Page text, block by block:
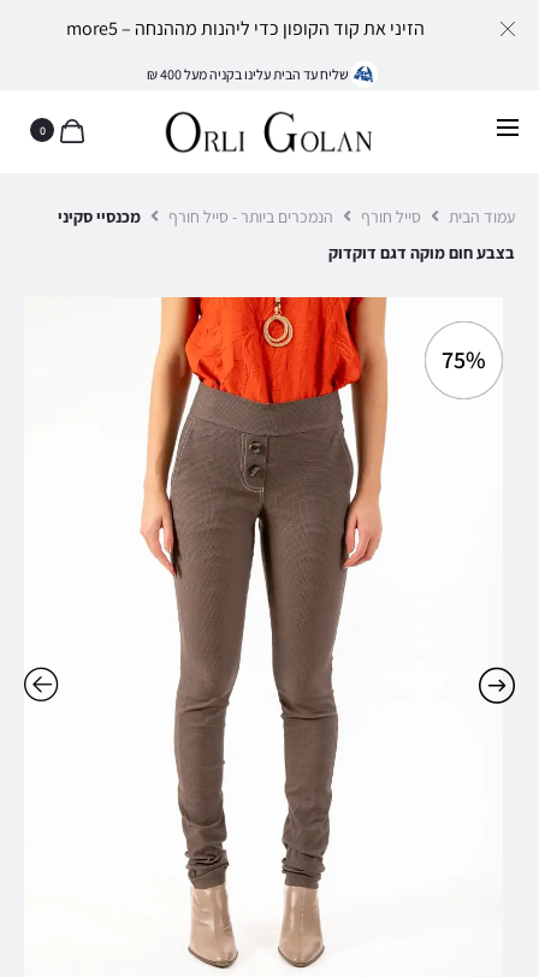
שליח עד הבית עלינו בקניה מעל 400 ₪
0
עמוד הבית סייל חורף הנמכרים ביותר - סייל חורף
מכנסיי סקיני
בצבע חום מוקה דגם דוקדוק
75%
הזיני את קוד הקופון כדי ליהנות מההנחה – more5